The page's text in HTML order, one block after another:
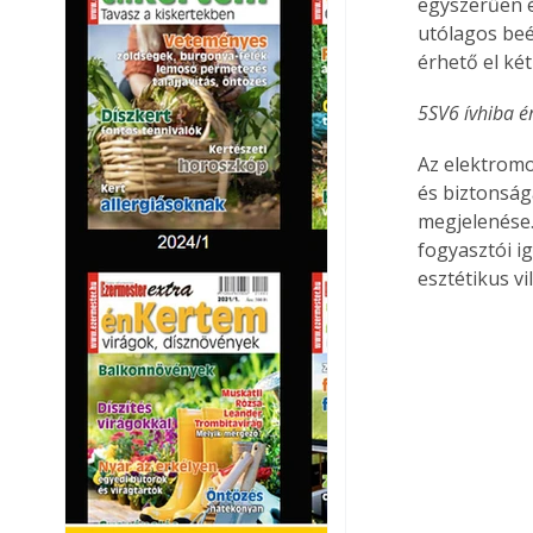
utólagos
érhető el
5SV6 ívhiba
Az
és
fogyasztói
esztétikus